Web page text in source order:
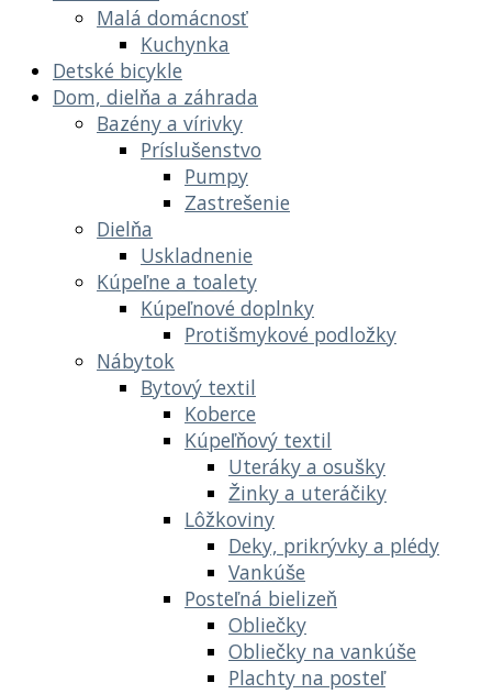
Malá domácnosť
Kuchynka
Detské bicykle
Dom, dielňa a záhrada
Bazény a vírivky
Príslušenstvo
Pumpy
Zastrešenie
Dielňa
Uskladnenie
Kúpeľne a toalety
Kúpeľnové doplnky
Protišmykové podložky
Nábytok
Bytový textil
Koberce
Kúpeľňový textil
Uteráky a osušky
Žinky a uteráčiky
Lôžkoviny
Deky, prikrývky a plédy
Vankúše
Posteľná bielizeň
Obliečky
Obliečky na vankúše
Plachty na posteľ